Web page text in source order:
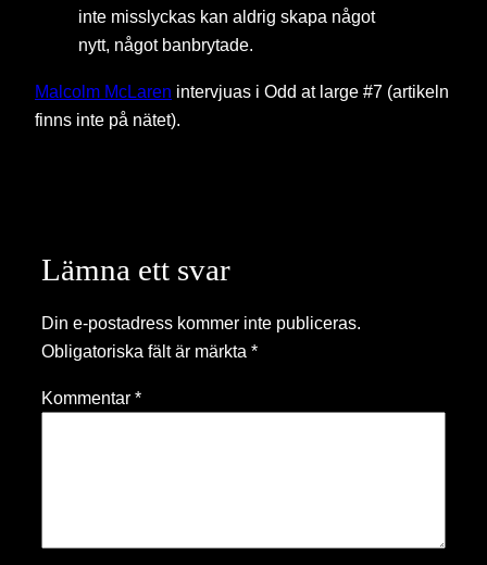
inte misslyckas kan aldrig skapa något
nytt, något banbrytade.
Malcolm McLaren intervjuas i Odd at large #7 (artikeln
finns inte på nätet).
Lämna ett svar
Din e-postadress kommer inte publiceras.
Obligatoriska fält är märkta *
Kommentar *